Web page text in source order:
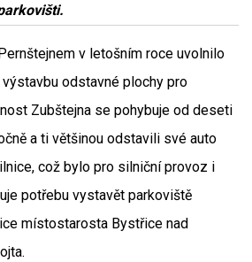
v letošním roce uvolnilo
odstavné plochy pro
Zubštejna se pohybuje od deseti
a ti většinou odstavili své auto
což bylo pro silniční provoz i
potřebu vystavět parkoviště
místostarosta Bystřice nad